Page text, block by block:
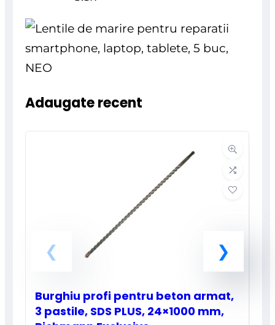
Adaugate recent
Burghiu profi pentru beton armat,
3 pastile, SDS PLUS, 24×1000 mm,